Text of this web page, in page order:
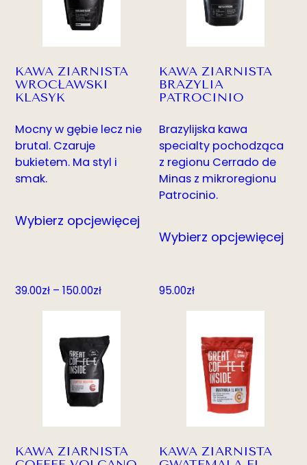
KAWA ZIARNISTA
WROCŁAWSKI
KLASYK
Mocny w gębie lecz nie
brutal. Czaruje
bukietem. Ma styl i
smak.
Wybierz opcjewięcej
KAWA ZIARNISTA
BRAZYLIA
PATROCINIO
Brazylijska kawa
specialty pochodząca
z regionu Cerrado de
Minas z mikroregionu
Patrocinio.
Wybierz opcjewięcej
39.00zł – 150.00złZakres
39.00zł
do
150.00zł
KAWA ZIARNISTA
95.00zł
KAWA ZIARNISTA